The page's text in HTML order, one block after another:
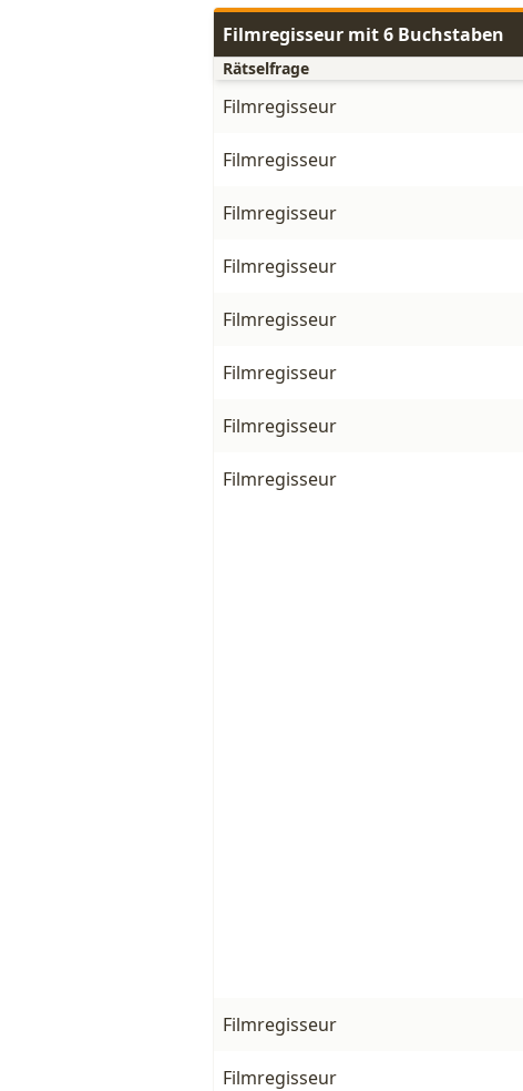
Filmregisseur mit 6 Buchstaben
Rätselfrage
Filmregisseur
Filmregisseur
Filmregisseur
Filmregisseur
Filmregisseur
Filmregisseur
Filmregisseur
Filmregisseur
Filmregisseur
Filmregisseur